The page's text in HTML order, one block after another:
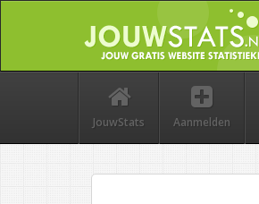
JouwStats Aanmelden